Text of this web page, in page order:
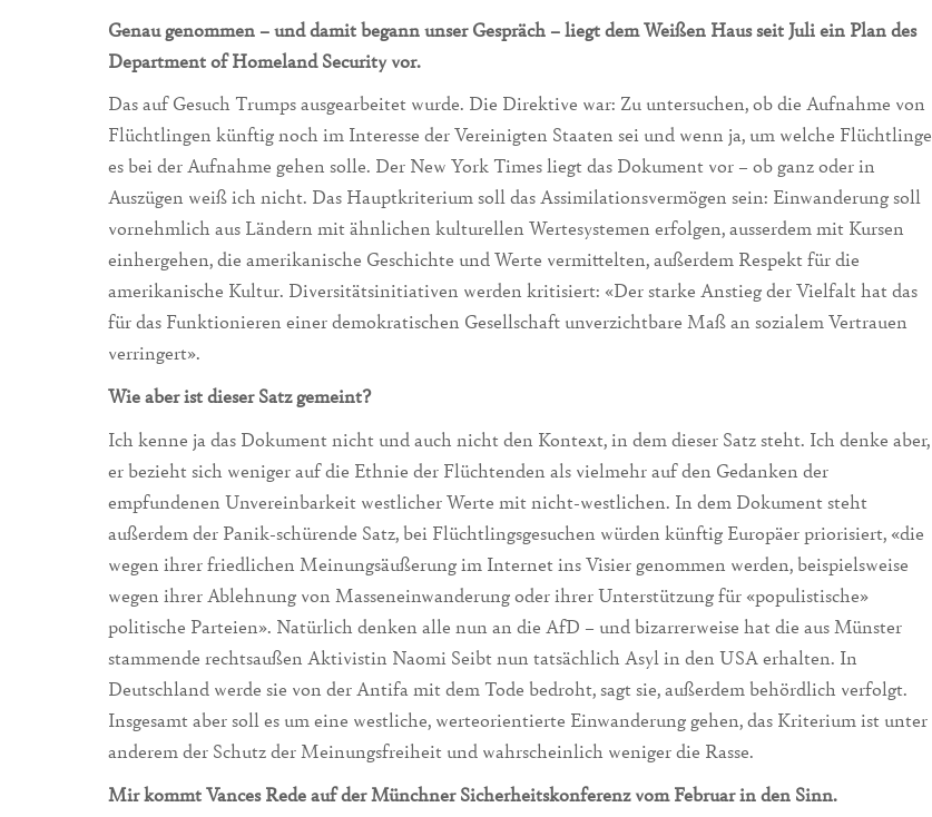
Genau genommen – und damit begann unser Gespräch – liegt dem Weißen Haus seit Juli ein Plan des
Department of Homeland Security vor.
Das auf Gesuch Trumps ausgearbeitet wurde. Die Direktive war: Zu untersuchen, ob die Aufnahme von
Flüchtlingen künftig noch im Interesse der Vereinigten Staaten sei und wenn ja, um welche Flüchtlinge
es bei der Aufnahme gehen solle. Der New York Times liegt das Dokument vor – ob ganz oder in
Auszügen weiß ich nicht. Das Hauptkriterium soll das Assimilationsvermögen sein: Einwanderung soll
vornehmlich aus Ländern mit ähnlichen kulturellen Wertesystemen erfolgen, ausserdem mit Kursen
einhergehen, die amerikanische Geschichte und Werte vermittelten, außerdem Respekt für die
amerikanische Kultur. Diversitätsinitiativen werden kritisiert: «Der starke Anstieg der Vielfalt hat das
für das Funktionieren einer demokratischen Gesellschaft unverzichtbare Maß an sozialem Vertrauen
verringert».
Wie aber ist dieser Satz gemeint?
Ich kenne ja das Dokument nicht und auch nicht den Kontext, in dem dieser Satz steht. Ich denke aber,
er bezieht sich weniger auf die Ethnie der Flüchtenden als vielmehr auf den Gedanken der
empfundenen Unvereinbarkeit westlicher Werte mit nicht-westlichen. In dem Dokument steht
außerdem der Panik-schürende Satz, bei Flüchtlingsgesuchen würden künftig Europäer priorisiert, «die
wegen ihrer friedlichen Meinungsäußerung im Internet ins Visier genommen werden, beispielsweise
wegen ihrer Ablehnung von Masseneinwanderung oder ihrer Unterstützung für «populistische»
politische Parteien». Natürlich denken alle nun an die AfD – und bizarrerweise hat die aus Münster
stammende rechtsaußen Aktivistin Naomi Seibt nun tatsächlich Asyl in den USA erhalten. In
Deutschland werde sie von der Antifa mit dem Tode bedroht, sagt sie, außerdem behördlich verfolgt.
Insgesamt aber soll es um eine westliche, werteorientierte Einwanderung gehen, das Kriterium ist unter
anderem der Schutz der Meinungsfreiheit und wahrscheinlich weniger die Rasse.
Mir kommt Vances Rede auf der Münchner Sicherheitskonferenz vom Februar in den Sinn.